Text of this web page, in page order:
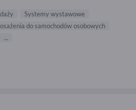
Systemy wystawowe
do samochodów osobowych
...